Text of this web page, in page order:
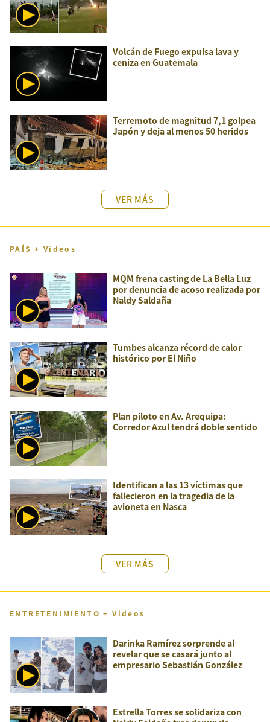
Volcán de Fuego expulsa lava y
ceniza en Guatemala
Terremoto de magnitud 7,1 golpea
Japón y deja al menos 50 heridos
VER MÁS
PAÍS + Videos
MQM frena casting de La Bella Luz
por denuncia de acoso realizada por
Naldy Saldaña
Tumbes alcanza récord de calor
histórico por El Niño
Plan piloto en Av. Arequipa:
Corredor Azul tendrá doble sentido
Identifican a las 13 víctimas que
fallecieron en la tragedia de la
avioneta en Nasca
VER MÁS
ENTRETENIMIENTO + Videos
Darinka Ramírez sorprende al
revelar que se casará junto al
empresario Sebastián González
Estrella Torres se solidariza con